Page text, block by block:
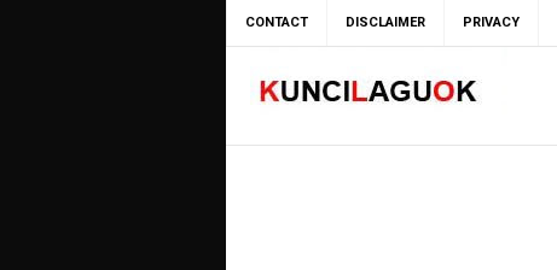
CONTACT DISCLAIMER PRIVACY